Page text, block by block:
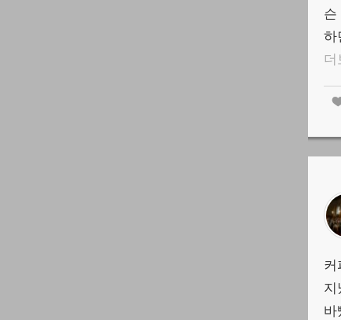
슨
하
더
커
지
바